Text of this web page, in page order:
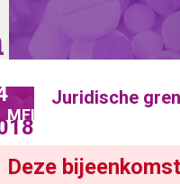
MEI
Juridische
Deze